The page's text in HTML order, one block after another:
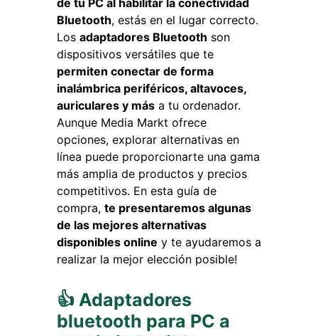
de tu PC al habilitar la conectividad
Bluetooth, estás en el lugar correcto.
Los adaptadores Bluetooth son
dispositivos versátiles que te
permiten conectar de forma
inalámbrica periféricos, altavoces,
auriculares y más a tu ordenador.
Aunque Media Markt ofrece
opciones, explorar alternativas en
línea puede proporcionarte una gama
más amplia de productos y precios
competitivos. En esta guía de
compra, te presentaremos algunas
de las mejores alternativas
disponibles online y te ayudaremos a
realizar la mejor elección posible!
👍 Adaptadores
bluetooth para PC a